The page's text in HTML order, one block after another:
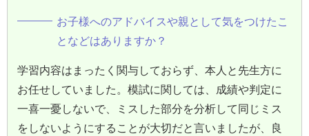
お子様へのアドバイスや親として気をつけたこ
となどはありますか？
学習内容はまったく関与しておらず、本人と先生方に
お任せしていました。模試に関しては、成績や判定に
一喜一憂しないで、ミスした部分を分析して同じミス
をしないようにすることが大切だと言いましたが、良